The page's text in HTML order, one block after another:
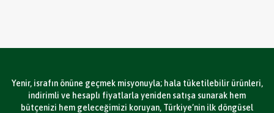
Yenir, israfın önüne geçmek misyonuyla; hala tüketilebilir ürünleri,
indirimli ve hesaplı fiyatlarla yeniden satışa sunarak hem
bütçenizi hem geleceğimizi koruyan, Türkiye’nin ilk döngüsel